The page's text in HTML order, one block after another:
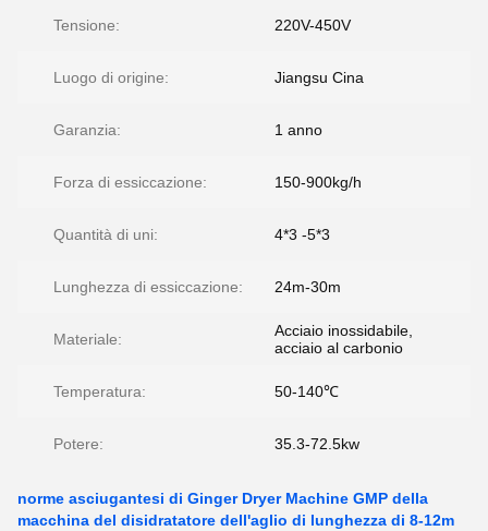
Tensione: 220V-450V
Luogo di origine: Jiangsu Cina
Garanzia: 1 anno
Forza di essiccazione: 150-900kg/h
Quantità di uni: 4*3 -5*3
Lunghezza di essiccazione: 24m-30m
Materiale:
Acciaio inossidabile,
acciaio al carbonio
Temperatura: 50-140℃
Potere: 35.3-72.5kw
norme asciugantesi di Ginger Dryer Machine GMP della
macchina del disidratatore dell'aglio di lunghezza di 8-12m